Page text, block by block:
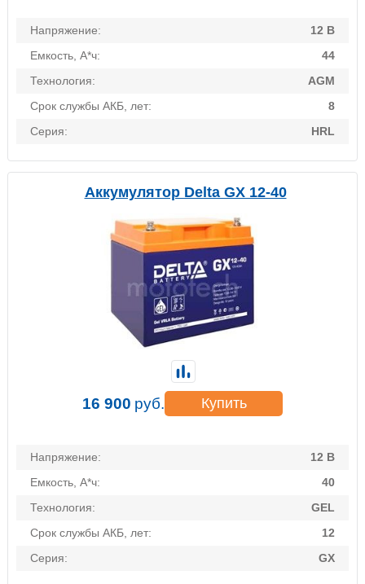
Напряжение:
12 В
Емкость, А*ч:
44
Технология:
AGM
Срок службы АКБ, лет:
8
Серия:
HRL
Аккумулятор Delta GX 12-40
Напряжение:
12 В
Емкость, А*ч:
40
Технология:
GEL
Срок службы АКБ, лет:
12
Серия:
GX
16 900 руб. Купить